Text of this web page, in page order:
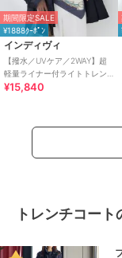
期間限定SALE
¥1888ｸｰﾎﾟﾝ
インディヴィ
【撥水／UVケア／2WAY】超
軽量ライナー付ライトトレン
チコート
¥15,840
トレンチコー